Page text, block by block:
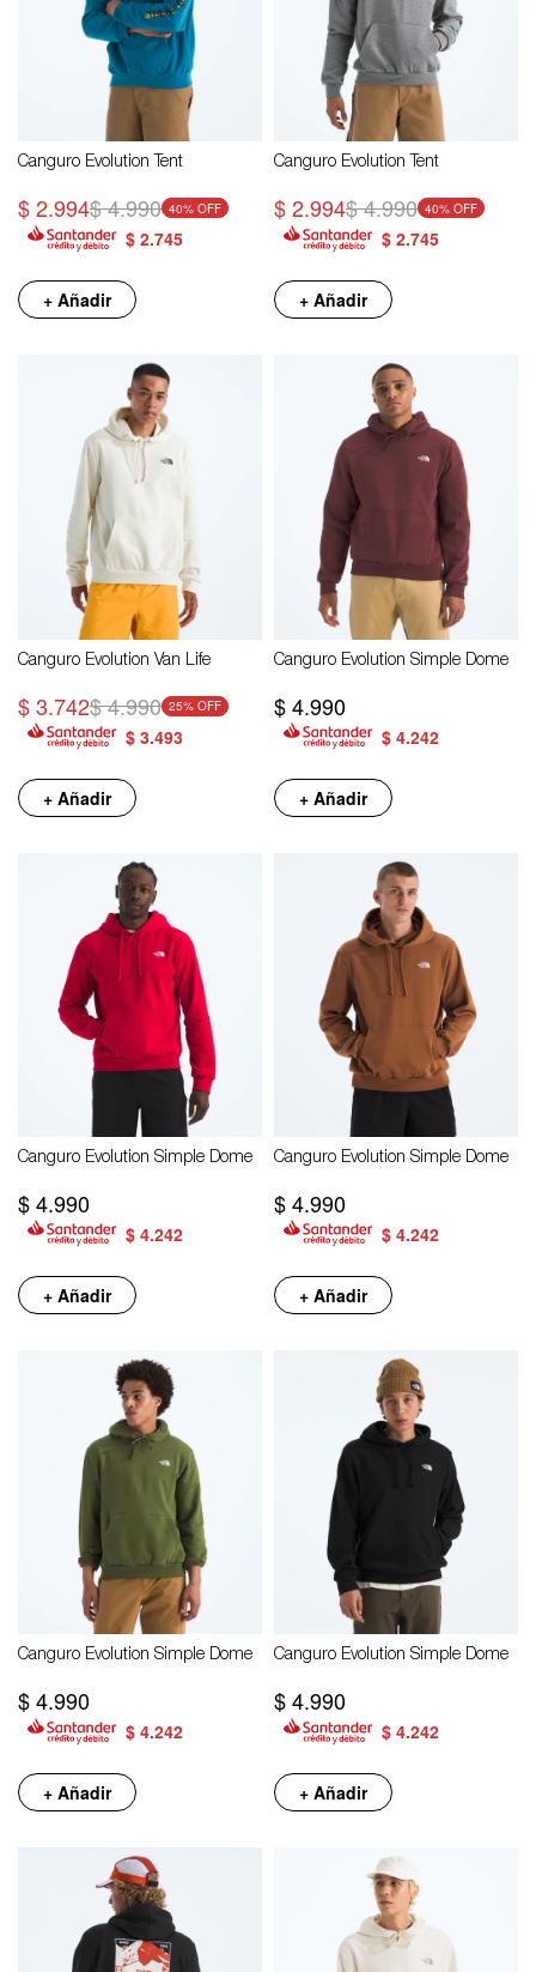
Canguro Evolution Tent
$2.994$4.990 40
$ 2.745
+ Añadir
Canguro Evolution Tent
$2.994$4.990 40
$ 2.745
+ Añadir
Canguro Evolution Van Life
$3.742$4.990 25
$ 3.493
+ Añadir
Canguro Evolution Simple Dome
$4.990
$ 4.242
+ Añadir
Canguro Evolution Simple Dome
$4.990
$ 4.242
+ Añadir
Canguro Evolution Simple Dome
$4.990
$ 4.242
+ Añadir
Canguro Evolution Simple Dome
$4.990
$ 4.242
+ Añadir
Canguro Evolution Simple Dome
$4.990
$ 4.242
+ Añadir